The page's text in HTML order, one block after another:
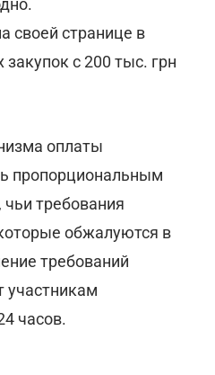
своей странице в
с 200 тыс. грн
оплаты
пропорциональным
требования
обжалуются в
требований
участникам
часов.